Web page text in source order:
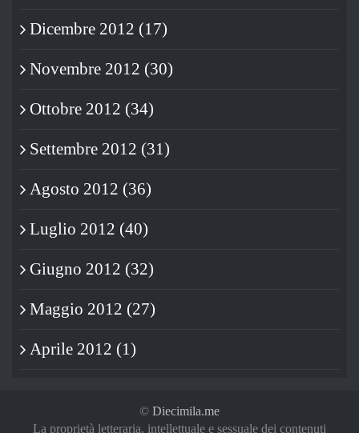
Dicembre 2012 (17)
Novembre 2012 (30)
Ottobre 2012 (34)
Settembre 2012 (31)
Agosto 2012 (36)
Luglio 2012 (40)
Giugno 2012 (32)
Maggio 2012 (27)
Aprile 2012 (1)
© Diecimila.me
La proprietà letteraria, intellettuale e sessuale dei contenuti